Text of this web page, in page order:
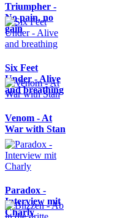
Triumpher -
No pain, no
gain
Six Feet
Under - Alive
and breathing
Venom - At
War with Stan
Paradox -
Interview mit
Charly